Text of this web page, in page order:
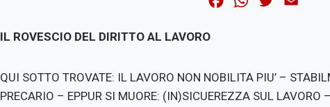
b
o
s
A
t
e
l
IL ROVESCIO DEL DIRITTO AL LAVORO
QUI SOTTO TROVATE: IL LAVORO NON NOBILITA PIU’ –
PRECARIO – EPPUR SI MUORE: (IN)SICUEREZZA SUL LAVORO